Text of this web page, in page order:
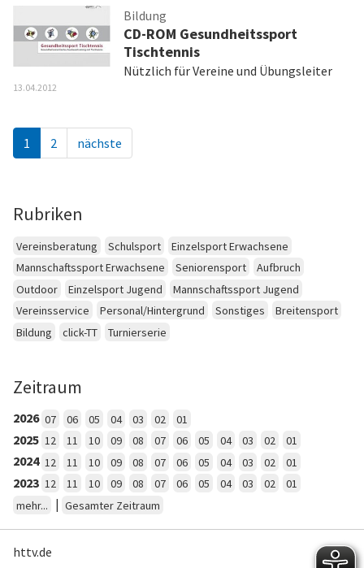
Bildung
CD-ROM Gesundheitssport
Tischtennis
Nützlich für Vereine und Übungsleiter
13.04.2012
1 2 nächste
Rubriken
Vereinsberatung Schulsport
Einzelsport Erwachsene
Mannschaftssport Erwachsene
Seniorensport
Aufbruch
Outdoor
Einzelsport Jugend
Mannschaftssport Jugend
Vereinsservice
Personal/Hintergrund Sonstiges
Breitensport
Bildung
click-TT Turnierserie
Zeitraum
2026 07 06 05 04 03 02 01
2025 12 11 10 09 08 07 06 05 04 03 02 01
2024 12 11 10 09 08 07 06 05 04 03 02 01
2023 12 11 10 09 08 07 06 05 04 03 02
01
mehr...
| Gesamter Zeitraum
httv.de